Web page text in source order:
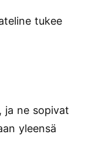
tukee
ja ne sopivat
yleensä